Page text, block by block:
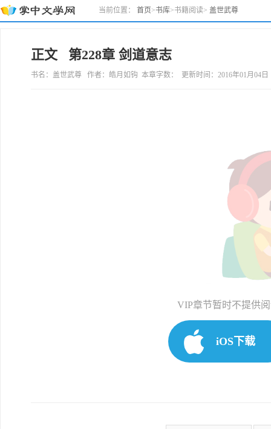
当前位置： 首页>书库>书籍阅读> 盖世武尊
正文 第228章 剑道意志
书名：盖世武尊 作者：皓月如钩 本章字数： 更新时间：2016年01月04日
VIP章节暂时不提供
iOS下载